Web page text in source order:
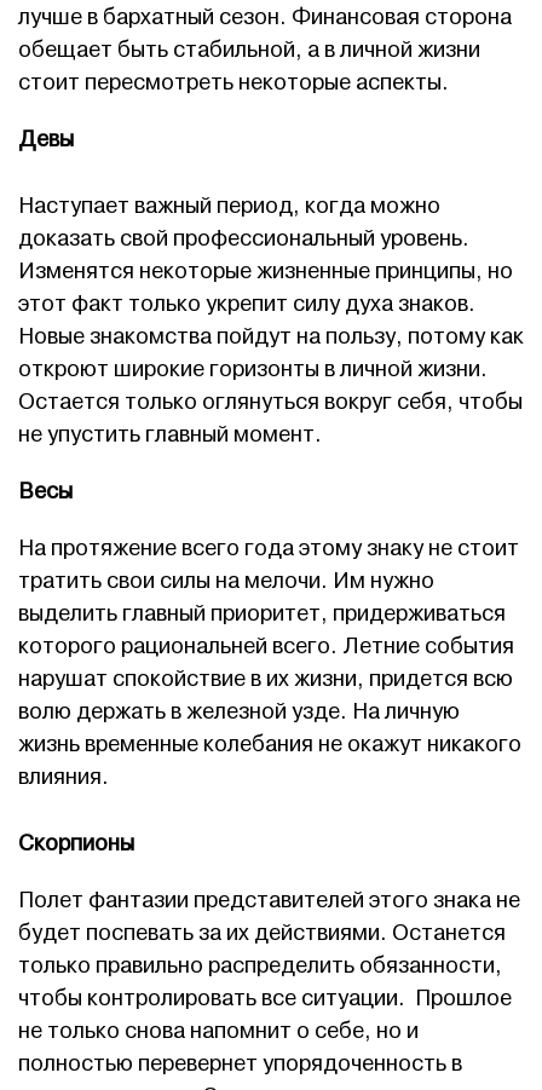
лучше в бархатный сезон. Финансовая сторона
обещает быть стабильной, а в личной жизни
стоит пересмотреть некоторые аспекты.
Девы
Наступает важный период, когда можно
доказать свой профессиональный уровень.
Изменятся некоторые жизненные принципы, но
этот факт только укрепит силу духа знаков.
Новые знакомства пойдут на пользу, потому как
откроют широкие горизонты в личной жизни.
Остается только оглянуться вокруг себя, чтобы
не упустить главный момент.
Весы
На протяжение всего года этому знаку не стоит
тратить свои силы на мелочи. Им нужно
выделить главный приоритет, придерживаться
которого рациональней всего. Летние события
нарушат спокойствие в их жизни, придется всю
волю держать в железной узде. На личную
жизнь временные колебания не окажут никакого
влияния.
Скорпионы
Полет фантазии представителей этого знака не
будет поспевать за их действиями. Останется
только правильно распределить обязанности,
чтобы контролировать все ситуации. Прошлое
не только снова напомнит о себе, но и
полностью перевернет упорядоченность в